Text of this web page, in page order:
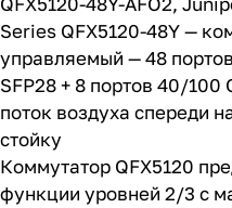
Series QFX5120-48Y —
управляемый — 48
SFP28 + 8 портов 40/100
поток воздуха спереди
стойку
Коммутатор QFX5120
функции уровней 2/3 с